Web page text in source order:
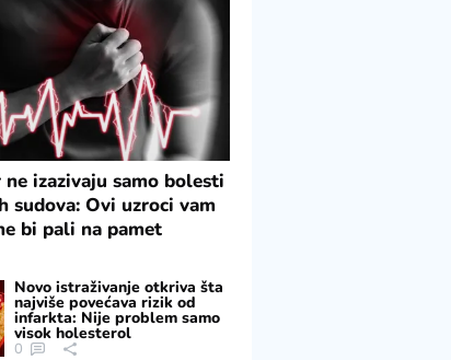
ne izazivaju samo bolesti
sudova: Ovi uzroci vam
bi pali na pamet
Novo istraživanje otkriva šta
najviše povećava rizik od
infarkta: Nije problem samo
visok holesterol
0